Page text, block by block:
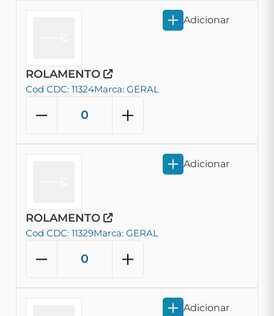
ROLAMENTO
Cod CDC: 11324Marca: GERAL
Adicionar
ROLAMENTO
Cod CDC: 11329Marca: GERAL
Adicionar
Adicionar